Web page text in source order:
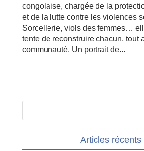
congolaise, chargée de la
et de la lutte contre les violences
Sorcellerie, viols des femmes…
tente de reconstruire chacun, tout
communauté. Un portrait de...
Articles récents